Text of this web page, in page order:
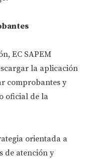
EC SAPEM
la aplicación
comprobantes y
oficial de la
orientada a
de atención y